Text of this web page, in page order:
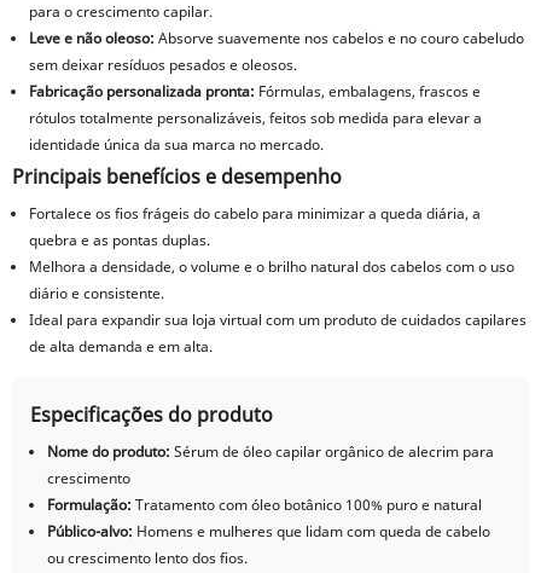
para o crescimento capilar.
Leve e não oleoso: Absorve suavemente nos cabelos e no couro cabeludo
sem deixar resíduos pesados ​​e oleosos.
Fabricação personalizada pronta: Fórmulas, embalagens, frascos e
rótulos totalmente personalizáveis, feitos sob medida para elevar a
identidade única da sua marca no mercado.
Principais benefícios e desempenho
Fortalece os fios frágeis do cabelo para minimizar a queda diária, a
quebra e as pontas duplas.
Melhora a densidade, o volume e o brilho natural dos cabelos com o uso
diário e consistente.
Ideal para expandir sua loja virtual com um produto de cuidados capilares
de alta demanda e em alta.
Especificações do produto
Nome do produto: Sérum de óleo capilar orgânico de alecrim para
crescimento
Formulação: Tratamento com óleo botânico 100% puro e natural
Público-alvo: Homens e mulheres que lidam com queda de cabelo
ou crescimento lento dos fios.